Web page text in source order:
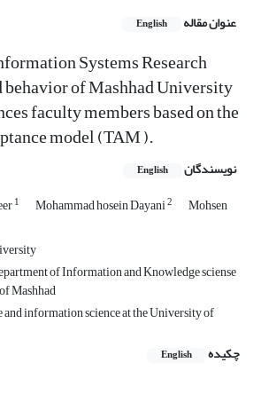
عنوان مقاله English
Systems Research
behavior of Mashhad University
faculty members based on the
model (TAM ).
نویسندگان English
1 Mohammad hosein Dayani2 Mohsen
of Information and Knowledge sciense
Mashhad
information science at the University of
چکیده
English